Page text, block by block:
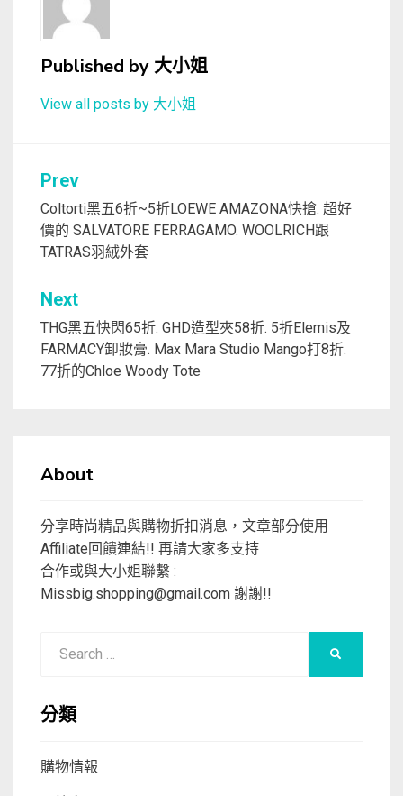
Published by大小姐
View all posts by 大小姐
文
章
導
Prev
Coltorti黑五6折~5折LOEWE AMAZONA快搶. 超好
價的 SALVATORE FERRAGAMO. WOOLRICH跟
TATRAS羽絨外套
Next
THG黑五快閃65折. GHD造型夾58折. 5折Elemis及
FARMACY卸妝膏. Max Mara Studio Mango打8折.
77折的Chloe Woody Tote
About
分享時尚精品與購物折扣消息，文章部分使用
Affiliate回饋連結!! 再請大家多支持
合作或與大小姐聯繫 :
Missbig.shopping@gmail.com 謝謝!!
分類
購物情報